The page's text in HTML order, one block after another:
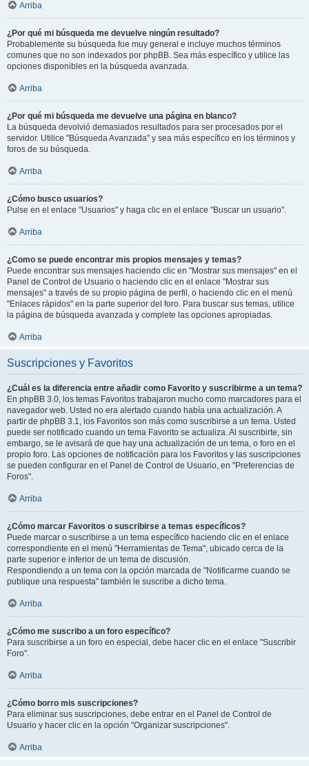
Arriba
¿Por qué mi búsqueda me devuelve ningún resultado?
Probablemente su búsqueda fue muy general e incluye muchos términos
comunes que no son indexados por phpBB. Sea más específico y utilice las
opciones disponibles en la búsqueda avanzada.
Arriba
¿Por qué mi búsqueda me devuelve una página en blanco?
La búsqueda devolvió demasiados resultados para ser procesados por el
servidor. Utilice "Búsqueda Avanzada" y sea más específico en los términos y
foros de su búsqueda.
Arriba
¿Cómo busco usuarios?
Pulse en el enlace "Usuarios" y haga clic en el enlace "Buscar un usuario".
Arriba
¿Como se puede encontrar mis propios mensajes y temas?
Puede encontrar sus mensajes haciendo clic en "Mostrar sus mensajes" en el
Panel de Control de Usuario o haciendo clic en el enlace "Mostrar sus
mensajes" a través de su propio página de perfil, o haciendo clic en el menú
"Enlaces rápidos" en la parte superior del foro. Para buscar sus temas, utilice
la página de búsqueda avanzada y complete las opciones apropiadas.
Arriba
Suscripciones y Favoritos
¿Cuál es la diferencia entre añadir como Favorito y suscribirme a un tema?
En phpBB 3.0, los temas Favoritos trabajaron mucho como marcadores para el
navegador web. Usted no era alertado cuando había una actualización. A
partir de phpBB 3.1, los Favoritos son más como suscribirse a un tema. Usted
puede ser notificado cuando un tema Favorito se actualiza. Al suscribirte, sin
embargo, se le avisará de que hay una actualización de un tema, o foro en el
propio foro. Las opciones de notificación para los Favoritos y las suscripciones
se pueden configurar en el Panel de Control de Usuario, en "Preferencias de
Foros".
Arriba
¿Cómo marcar Favoritos o suscribirse a temas específicos?
Puede marcar o suscribirse a un tema específico haciendo clic en el enlace
correspondiente en el menú "Herramientas de Tema", ubicado cerca de la
parte superior e inferior de un tema de discusión.
Respondiendo a un tema con la opción marcada de "Notificarme cuando se
publique una respuesta" también le suscribe a dicho tema.
Arriba
¿Cómo me suscribo a un foro específico?
Para suscribirse a un foro en especial, debe hacer clic en el enlace "Suscribir
Foro".
Arriba
¿Cómo borro mis suscripciones?
Para eliminar sus suscripciones, debe entrar en el Panel de Control de
Usuario y hacer clic en la opción "Organizar suscripciones".
Arriba